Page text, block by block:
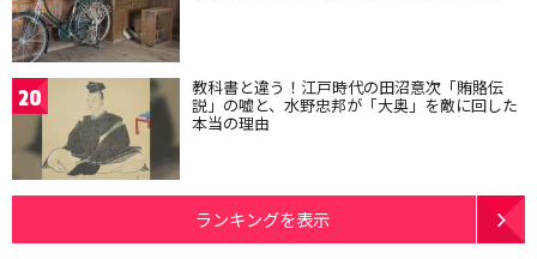
20 教科書と違う！江戸時代の田沼意次「賄賂伝
説」の嘘と、水野忠邦が「大奥」を敵に回した
本当の理由
ランキングを表示